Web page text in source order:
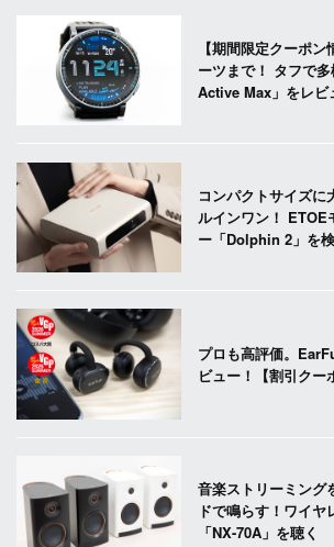
【期間限定クーポ
ーツまで！ タフで
Active Max」をレビ
コンパクトサイズに
ルインワン！ ETOE
ー「Dolphin 2」を
プロも高評価。
ビュー！【割引クー
音楽ストリーミング
ドで鳴らす！ワイ
「NX-70A」を聴く